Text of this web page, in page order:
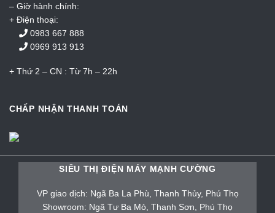
– Giờ hành chính:
+ Điện thoại:
0983 667 888
0969 913 913
+ Thứ 2 – CN : Từ 7h – 22h
CHẤP NHẬN THANH TOÁN
SIÊU THỊ ĐIỆN MÁY MẠNH CƯỜNG
VP giao dịch: Ngã Ba La Phù, Thanh Thủy, Phú Thọ
Showroom: Ngã Tư Ba Mỏ, Thanh Sơn, Phú Thọ